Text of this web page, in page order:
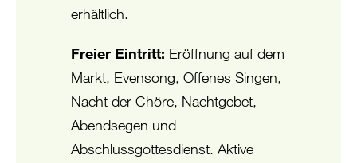
erhältlich.
Freier Eintritt: Eröffnung auf dem
Markt, Evensong, Offenes Singen,
Nacht der Chöre, Nachtgebet,
Abendsegen und
Abschlussgottesdienst. Aktive